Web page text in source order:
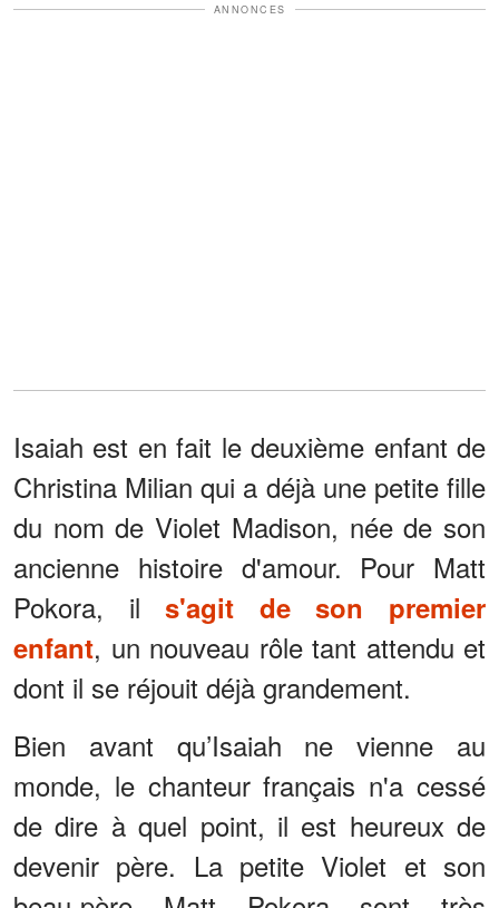
ANNONCES
Isaiah est en fait le deuxième enfant de
Christina Milian qui a déjà une petite fille
du nom de Violet Madison, née de son
ancienne histoire d'amour. Pour Matt
Pokora, ils'agit de son premier
enfant, un nouveau rôle tant attendu et
dont il se réjouit déjà grandement.
Bien avant qu’Isaiah ne vienne au
monde, le chanteur français n'a cessé
de dire à quel point, il est heureux de
devenir père. La petite Violet et son